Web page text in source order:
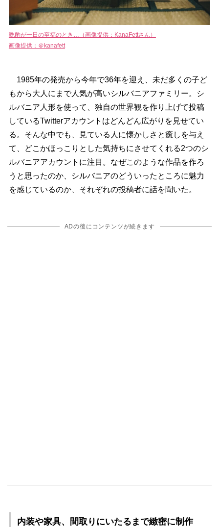
晩酌が一日の至福のとき…（画像提供：KanaFettさん）
画像提供：＠kanafett
1985年の発売から今年で36年を迎え、未だ多くの子ど
もから大人にまで人気が高いシルバニアファミリー。シ
ルバニア人形を使って、独自の世界観を作り上げて投稿
しているTwitterアカウントはどんどん広がりを見せてい
る。そんな中でも、見ている人に懐かしさと癒しを与え
て、どこかほっこりとした気持ちにさせてくれる2つのシ
ルバニアアカウントに注目。なぜこのような作品を作ろ
うと思ったのか、シルバニアのどういったところに魅力
を感じているのか、それぞれの投稿者に話を聞いた。
ADの後にコンテンツが続きます
内装や家具、間取りにいたるまで緻密に制作